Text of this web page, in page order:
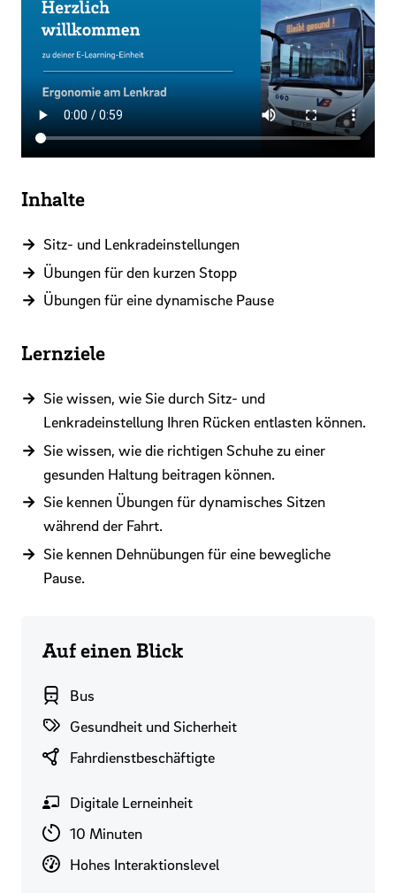
Inhalte
Sitz- und Lenkradeinstellungen
Übungen für den kurzen Stopp
Übungen für eine dynamische Pause
Lernziele
Sie wissen, wie Sie durch Sitz- und
Lenkradeinstellung Ihren Rücken entlasten können.
Sie wissen, wie die richtigen Schuhe zu einer
gesunden Haltung beitragen können.
Sie kennen Übungen für dynamisches Sitzen
während der Fahrt.
Sie kennen Dehnübungen für eine bewegliche
Pause.
Auf einen Blick
Branchenbereich
Bus
Themenwelten
Gesundheit und Sicherheit
Zielgruppen
Fahrdienstbeschäftigte
FormatDigitale Lerneinheit
Lernzeit10 Minuten
Interaktionslevel
Hohes Interaktionslevel